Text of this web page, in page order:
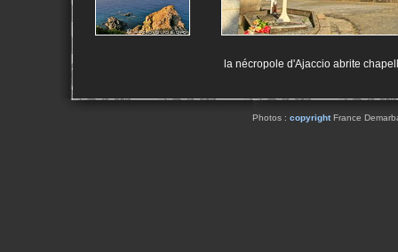
la nécropole d'Ajaccio abrite
Photos : copyrightFrance